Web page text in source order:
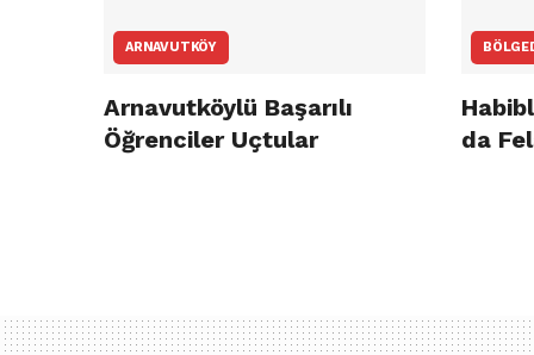
ARNAVUTKÖY
Arnavutköylü Başarılı
Öğrenciler Uçtular
da